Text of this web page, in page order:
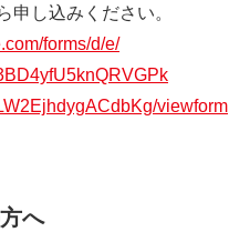
申し込みください。
forms/d/e/
viewform
へ